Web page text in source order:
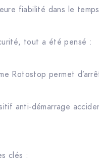
fiabilité dans le
tout a été pensé :
Rotostop permet
anti-démarrage
clés :